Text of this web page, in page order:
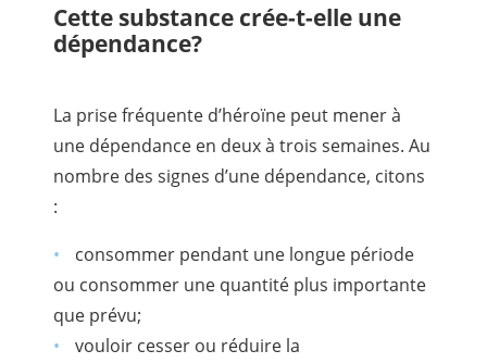
Cette substance crée-t-elle une
dépendance?
La prise fréquente d’héroïne peut mener à
une dépendance en deux à trois semaines. Au
nombre des signes d’une dépendance, citons
:
consommer pendant une longue période
ou consommer une quantité plus importante
que prévu;
vouloir cesser ou réduire la